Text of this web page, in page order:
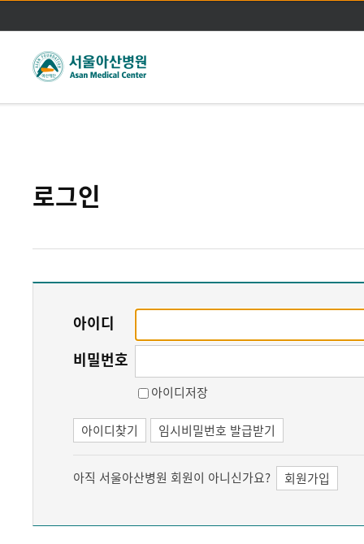
주메뉴바로가기
본문바로가기
로그인
아이디
비밀번호
아이디저장
아이디찾기 임시비밀번호 발급받기
아직 서울아산병원 회원이 아니신가요? 회원가입